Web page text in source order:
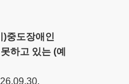
)중도장애인
하고 있는 (예